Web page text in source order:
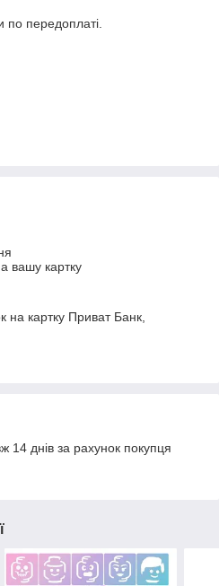
по передоплаті.
вашу картку
на картку Приват Банк,
14 днів за рахунок покупця